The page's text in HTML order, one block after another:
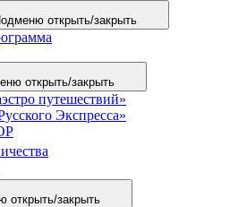
открыть/закрыть
открыть/закрыть
путешествий»
Экспресса»
открыть/закрыть